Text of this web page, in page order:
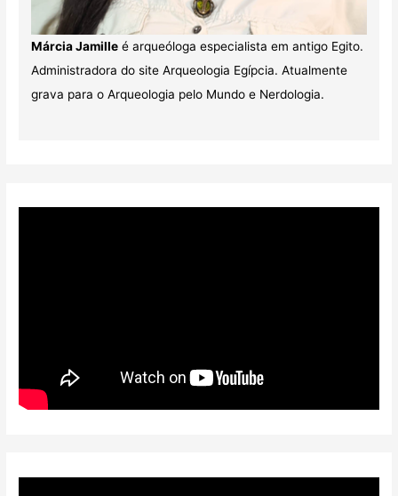
Márcia Jamilleé arqueóloga especialista em antigo Egito.
Administradora do site Arqueologia Egípcia. Atualmente
grava para o Arqueologia pelo Mundo e Nerdologia.